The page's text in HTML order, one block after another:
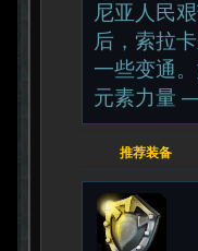
尼亚人民
后，索拉
一些变通
元素力量
推荐装备